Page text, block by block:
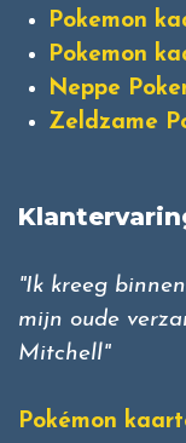
Pokemon
Pokemon
Neppe
Zeldzame
"Ik kreeg
mijn oude
Mitchell"
Pokémon